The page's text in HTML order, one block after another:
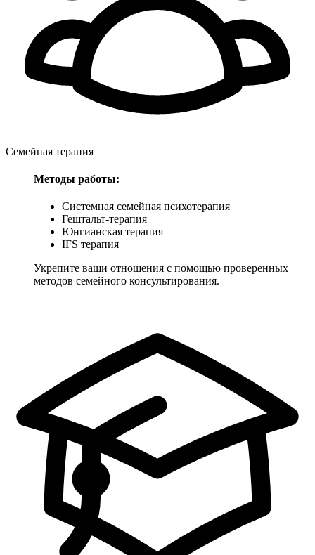
Семейная терапия
Методы работы:
Системная семейная психотерапия
Гештальт-терапия
Юнгианская терапия
IFS терапия
Укрепите ваши отношения с помощью проверенных
методов семейного консультирования.